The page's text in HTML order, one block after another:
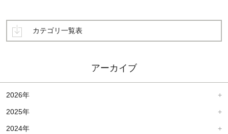
カテゴリ一覧表
アーカイブ
2026年
2025年
2024年